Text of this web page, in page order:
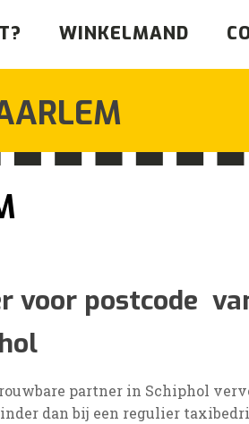
WINKELMAND
voor postcode
partner in Schiphol
dan bij een regulier